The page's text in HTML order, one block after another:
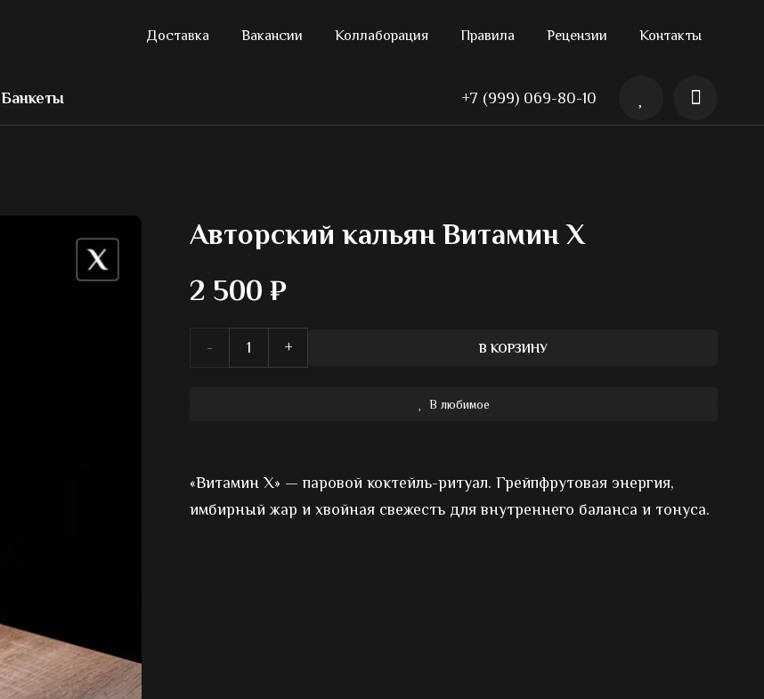
Доставка Вакансии Коллаборация Правила Рецензии Контакты
Банкеты +7 (999) 069-80-10
Авторский кальян Витамин Х
2 500 ₽
Количество
Витамин
В КОРЗИНУ
В любимое
«Витамин Х» — паровой коктейль-ритуал. Грейпфрутовая энергия,
имбирный жар и хвойная свежесть для внутреннего баланса и тонуса.